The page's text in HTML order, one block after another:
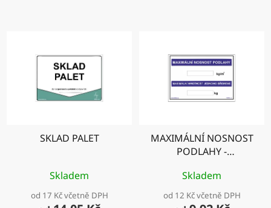
SKLAD PALET
Skladem
od 17 Kč včetně DPH
MAXIMÁLNÍ NOSNOST
PODLAHY -
JEDNOHO BŘEMENE
Skladem
od 12 Kč včetně DPH